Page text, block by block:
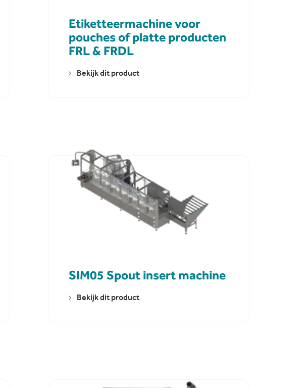
Etiketteermachine voor
pouches of platte producten
FRL & FRDL
Bekijk dit product
SIM05 Spout insert machine
Bekijk dit product